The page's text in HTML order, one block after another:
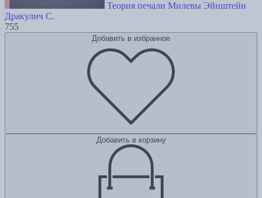
Теория печали Милевы Эйнштейн
Дракулич С.
755
Добавить в избранное
Добавить в корзину